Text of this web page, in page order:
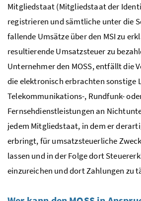
Mitgliedstaat (Mitgliedstaat der
registrieren und sämtliche unter die
fallende Umsätze über den MSIzu
resultierende Umsatzsteuer zu
Unternehmer den MOSS, entfällt die
die elektronisch erbrachten sonstige
Telekommunikations-, Rundfunk-
Fernsehdienstleistungen an
jedem Mitgliedstaat, in dem er
erbringt, für umsatzsteuerliche
lassen und in der Folge dort
einzureichen und dort Zahlungen zu